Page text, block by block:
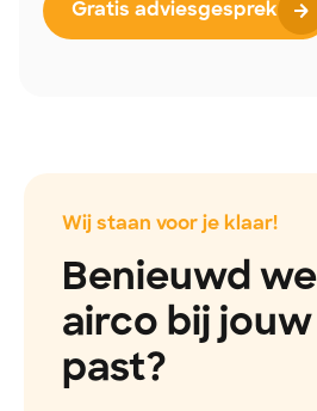
Gratis adviesgesprek
Wij staan voor je klaar!
Benieuwd
airco bij
past?